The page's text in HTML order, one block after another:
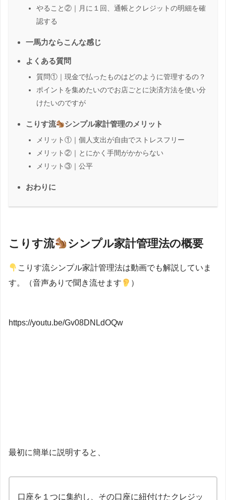
やること②｜月に１回、通帳とクレジットの明細を確
認する
一馬力ならこんな感じ
よくある質問
質問①｜現金で払ったものはどのように管理するの？
ポイントを集めたいのでお店ごとに決済方法を使い分
けたいのですが
こりす流 シンプル家計管理のメリット
メリット①｜個人支出が自由でストレスフリー
メリット②｜とにかく手間がかからない
メリット③｜公平
おわりに
こりす流 シンプル家計管理法の概要
こりす流シンプル家計管理法は動画でも解説していま
す。（音声ありで聞き流せます
）
https://youtu.be/Gv08DNLdOQw
最初に簡単に説明すると、
口座を１つに集約し、その口座に紐付けたクレジッ